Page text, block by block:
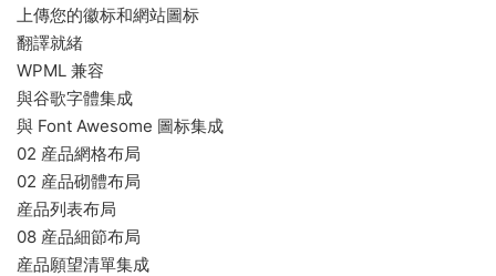
上傳您的徽标和網站圖标
翻譯就緒
WPML 兼容
與谷歌字體集成
與 Font Awesome 圖标集成
02 産品網格布局
02 産品砌體布局
産品列表布局
08 産品細節布局
産品願望清單集成